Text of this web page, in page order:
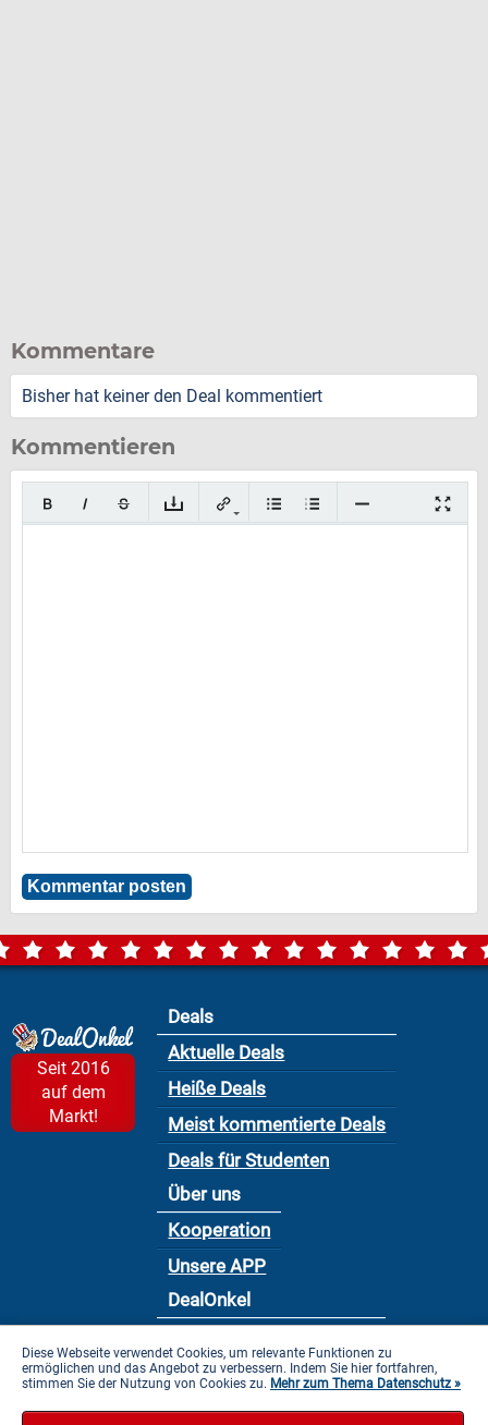
Kommentare
Bisher hat keiner den Deal kommentiert
Kommentieren
Seit 2016
auf dem
Markt!
Deals
Aktuelle Deals
Heiße Deals
Meist kommentierte Deals
Deals für Studenten
Über uns
Kooperation
Unsere APP
DealOnkel
Datenschutzbestimmung
Impressum
Diese Webseite verwendet Cookies, um relevante Funktionen zu
ermöglichen und das Angebot zu verbessern. Indem Sie hier fortfahren,
stimmen Sie der Nutzung von Cookies zu. Mehr zum Thema Datenschutz »